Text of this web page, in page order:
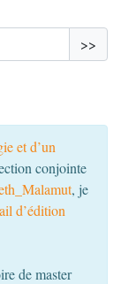
>>
et d’un
conjointe
, je
d’édition
de master